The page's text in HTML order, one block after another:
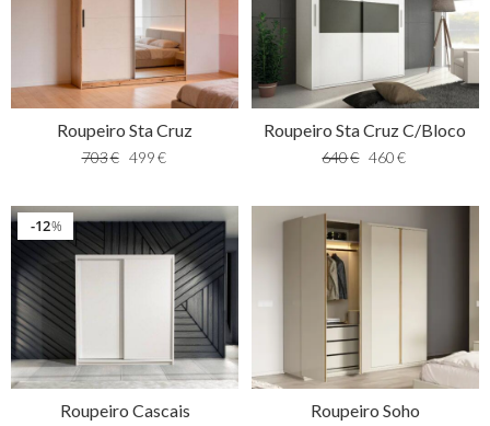
Roupeiro Sta Cruz
703€ 499€
Roupeiro Sta Cruz C/Bloco
640€ 460 €
%
12
Roupeiro Cascais Roupeiro Soho